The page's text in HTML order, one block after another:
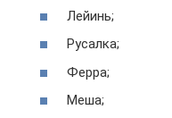
Лейинь;
Русалка;
Ферра;
Меша;